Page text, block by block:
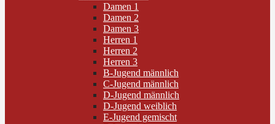
Damen 1
Damen 2
Damen 3
Herren 1
Herren 2
Herren 3
B-Jugend männlich
C-Jugend männlich
D-Jugend männlich
D-Jugend weiblich
E-Jugend gemischt